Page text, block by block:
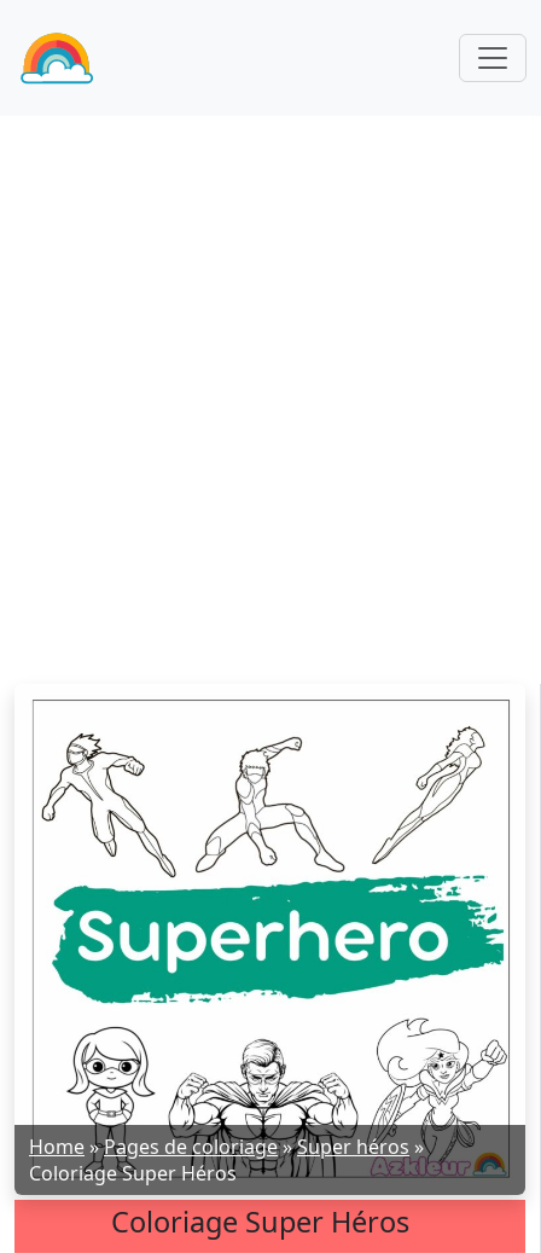
Home »Pages de coloriage»Super héros »
Coloriage Super Héros
Coloriage Super Héros